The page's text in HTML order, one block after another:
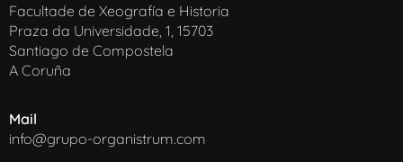
Facultade de Xeografía e Historia
Praza da Universidade, 1, 15703
Santiago de Compostela
A Coruña
Mail
info@grupo-organistrum.com